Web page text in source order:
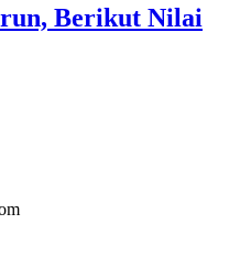
Berikut Nilai